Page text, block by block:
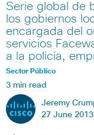
Serie global de
los gobiernos
encargada del
servicios
a la policía,
Sector Público
3 min read
Jeremy
27 June